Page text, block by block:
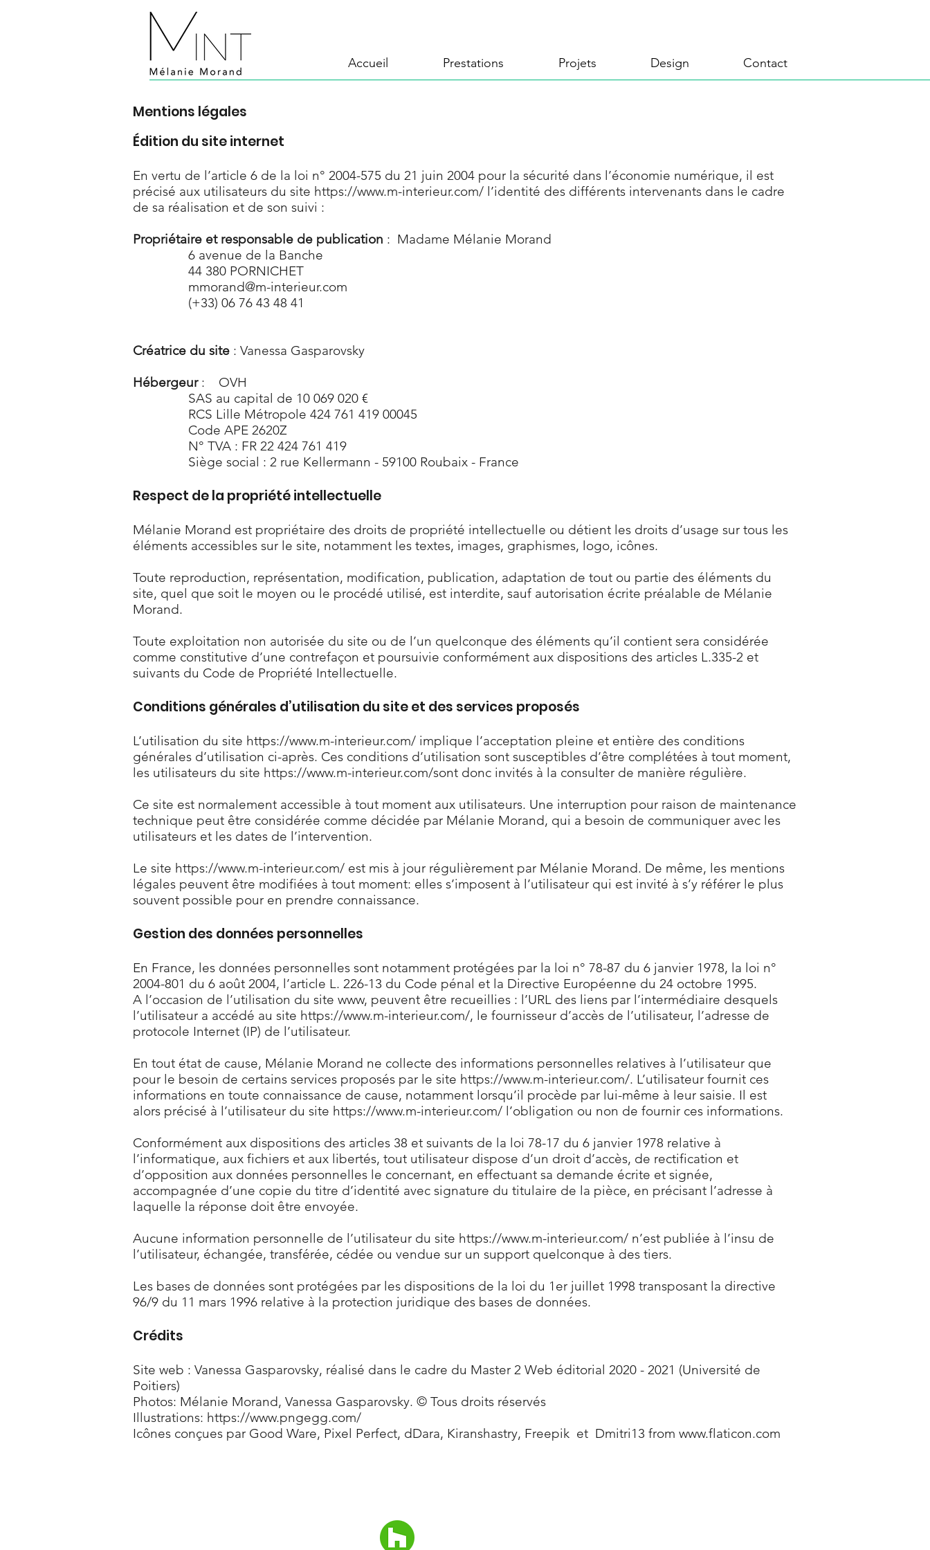
Accueil Prestations Projets Design Contact
Mentions légales
Édition du site internet
En vertu de l’article 6 de la loi n° 2004-575 du 21 juin 2004 pour la sécurité dans l’économie numérique, il est
précisé aux utilisateurs du site https://www.m-interieur.com/ l’identité des différents intervenants dans le cadre
de sa réalisation et de son suivi :
Propriétaire et responsable de publication : Madame Mélanie Morand
6 avenue de la Banche
44​ 380 PORNICHET
mmorand@m-interieur.com
(+33) 06 76 43 48 41
Créatrice du site : Vanessa Gasparovsky
Hébergeur : OVH
SAS au capital de 10 069 020 €
RCS Lille Métropole 424 761 419 00045
Code APE 2620Z
N° TVA : FR 22 424 761 419
Siège social : 2 rue Kellermann - 59100 Roubaix - France
Respect de la propriété intellectuelle
Mélanie Morand est propriétaire des droits de propriété intellectuelle ou détient les droits d’usage sur tous les
éléments accessibles sur le site, notamment les textes, images, graphismes, logo, icônes.
Toute reproduction, représentation, modification, publication, adaptation de tout ou partie des éléments du
site, quel que soit le moyen ou le procédé utilisé, est interdite, sauf autorisation écrite préalable de Mélanie
Morand.
Toute exploitation non autorisée du site ou de l’un quelconque des éléments qu’il contient sera considérée
comme constitutive d’une contrefaçon et poursuivie conformément aux dispositions des articles L.335-2 et
suivants du Code de Propriété Intellectuelle.
Conditions générales d’utilisation du site et des services proposés
L’utilisation du site https://www.m-interieur.com/ implique l’acceptation pleine et entière des conditions
générales d’utilisation ci-après. Ces conditions d’utilisation sont susceptibles d’être complétées à tout moment,
les utilisateurs du site https://www.m-interieur.com/sont donc invités à la consulter de manière régulière.
​Ce site est normalement accessible à tout moment aux utilisateurs. Une interruption pour raison de maintenance
technique peut être considérée comme décidée par Mélanie Morand, qui a besoin de communiquer avec les
utilisateurs et les dates de l’intervention.
​Le site https://www.m-interieur.com/ est mis à jour régulièrement par Mélanie Morand. De même, les mentions
légales peuvent être modifiées à tout moment: elles s’imposent à l’utilisateur qui est invité à s’y référer le plus
souvent possible pour en prendre connaissance.
Gestion des données personnelles
En France, les données personnelles sont notamment protégées par la loi n° 78-87 du 6 janvier 1978, la loi n°
2004-801 du 6 août 2004, l’article L. 226-13 du Code pénal et la Directive Européenne du 24 octobre 1995.
A l’occasion de l’utilisation du site www, peuvent être recueillies : l’URL des liens par l’intermédiaire desquels
l’utilisateur a accédé au site https://www.m-interieur.com/, le fournisseur d’accès de l’utilisateur, l’adresse de
protocole Internet (IP) de l’utilisateur.
En tout état de cause, Mélanie Morand ne collecte des informations personnelles relatives à l’utilisateur que
pour le besoin de certains services proposés par le site https://www.m-interieur.com/. L’utilisateur fournit ces
informations en toute connaissance de cause, notamment lorsqu’il procède par lui-même à leur saisie. Il est
alors précisé à l’utilisateur du site https://www.m-interieur.com/ l’obligation ou non de fournir ces informations.
Conformément aux dispositions des articles 38 et suivants de la loi 78-17 du 6 janvier 1978 relative à
l’informatique, aux fichiers et aux libertés, tout utilisateur dispose d’un droit d’accès, de rectification et
d’opposition aux données personnelles le concernant, en effectuant sa demande écrite et signée,
accompagnée d’une copie du titre d’identité avec signature du titulaire de la pièce, en précisant l’adresse à
laquelle la réponse doit être envoyée.
Aucune information personnelle de l’utilisateur du site https://www.m-interieur.com/ n’est publiée à l’insu de
l’utilisateur, échangée, transférée, cédée ou vendue sur un support quelconque à des tiers.
Les bases de données sont protégées par les dispositions de la loi du 1er juillet 1998 transposant la directive
96/9 du 11 mars 1996 relative à la protection juridique des bases de données.
Crédits
Site web : Vanessa Gasparovsky, réalisé dans le cadre du Master 2 Web éditorial 2020 - 2021 (Université de
Poitiers)
Photos: Mélanie Morand, Vanessa Gasparovsky. © Tous droits réservés
Illustrations: https://www.pngegg.com/
Icônes conçues par Good Ware, Pixel Perfect, dDara, Kiranshastry, Freepik et Dmitri13 from www.flaticon.com